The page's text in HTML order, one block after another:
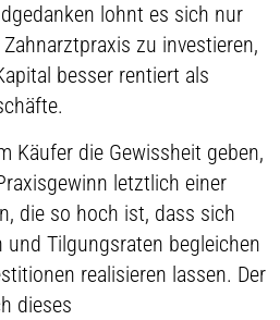
lohnt es sich nur
zu investieren,
besser rentiert als
Käufer die Gewissheit geben,
letztlich einer
die so hoch ist, dass sich
und Tilgungsraten begleichen
realisieren lassen. Der
dieses